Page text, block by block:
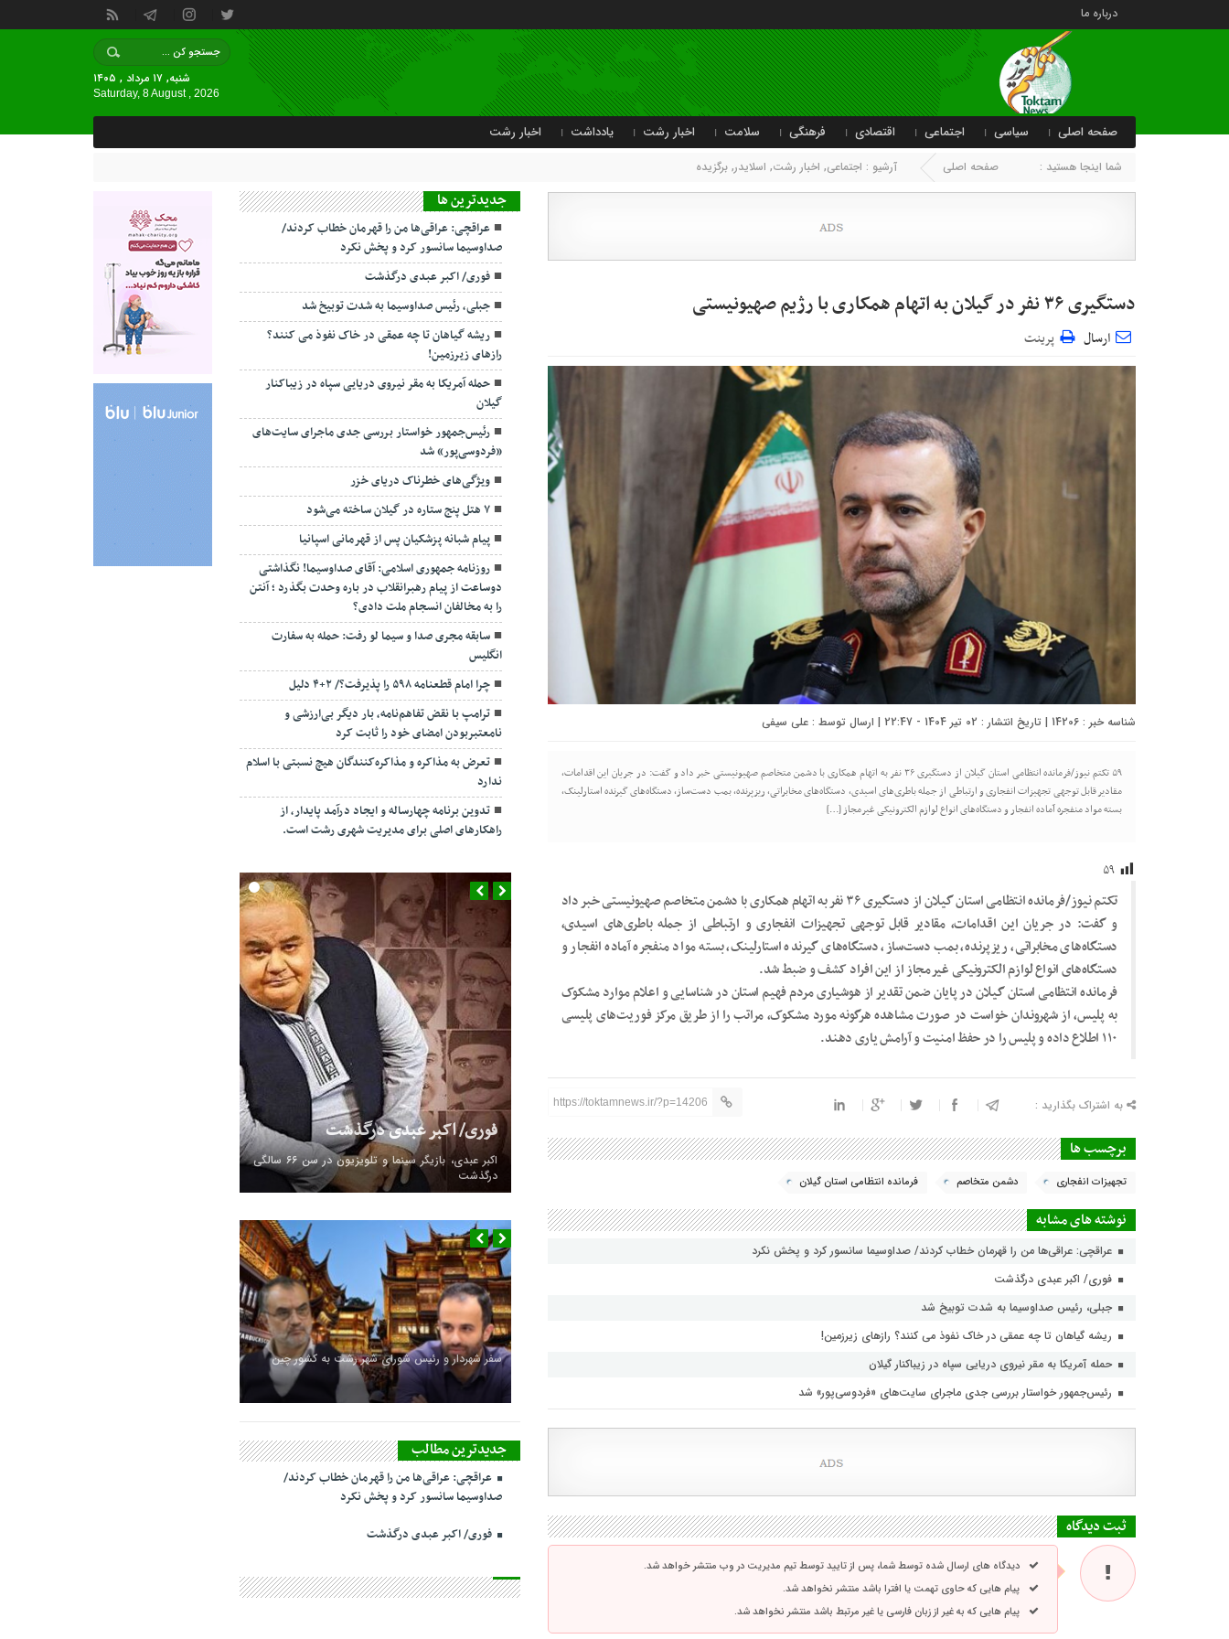
درباره ما
شنبه, ۱۷ مرداد , ۱۴۰۵
Saturday, 8 August , 2026
صفحه اصلی سیاسی اجتماعی اقتصادی فرهنگی سلامت اخبار رشت یادداشت اخبار رشت
شما اینجا هستید : صفحه اصلی آرشیو : اجتماعی, اخبار رشت, اسلایدر, برگزیده
دستگیری ۳۶ نفر در گیلان به اتهام همکاری با رژیم صهیونیستی
ارسال پرینت
شناسه خبر : 14206 | تاریخ انتشار : 02 تیر 1404 - 22:47 | ارسال توسط : علی سیفی
۵۹ تکتم نیوز/فرمانده انتظامی استان گیلان از دستگیری ۳۶ نفر به اتهام همکاری با دشمن متخاصم صهیونیستی خبر داد و گفت: در جریان این اقدامات،
مقادیر قابل توجهی تجهیزات انفجاری و ارتباطی از جمله باطری‌های اسیدی، دستگاه‌های مخابراتی، ریزپرنده، بمب دست‌ساز، دستگاه‌های گیرنده استارلینک،
بسته مواد منفجره آماده انفجار و دستگاه‌های انواع لوازم الکترونیکی غیرمجاز […]
۵۹
تکتم نیوز/فرمانده انتظامی استان گیلان از دستگیری ۳۶ نفر به اتهام همکاری با دشمن متخاصم صهیونیستی خبر داد
و گفت: در جریان این اقدامات، مقادیر قابل توجهی تجهیزات انفجاری و ارتباطی از جمله باطری‌های اسیدی،
دستگاه‌های مخابراتی، ریزپرنده، بمب دست‌ساز، دستگاه‌های گیرنده استارلینک، بسته مواد منفجره آماده انفجار و
دستگاه‌های انواع لوازم الکترونیکی غیرمجاز از این افراد کشف و ضبط شد.
فرمانده انتظامی استان گیلان در پایان ضمن تقدیر از هوشیاری مردم فهیم استان در شناسایی و اعلام موارد مشکوک
به پلیس، از شهروندان خواست در صورت مشاهده هرگونه مورد مشکوک، مراتب را از طریق مرکز فوریت‌های پلیسی
۱۱۰ اطلاع داده و پلیس را در حفظ امنیت و آرامش یاری دهند.
به اشتراک بگذارید : https://toktamnews.ir/?p=14206
برچسب ها
تجهیزات انفجاری دشمن متخاصم فرمانده انتظامی استان گیلان
نوشته های مشابه
عراقچی: عراقی‌ها من را قهرمان خطاب کردند/ صداوسیما سانسور کرد و پخش نکرد
فوری/ اکبر عبدی درگذشت
جبلی، رئیس صداوسیما به شدت توبیخ شد
ریشه گیاهان تا چه عمقی در خاک نفوذ می کنند؟ رازهای زیرزمین!
حمله آمریکا به مقر نیروی دریایی سپاه در زیباکنار گیلان
رئیس‌جمهور خواستار بررسی جدی ماجرای سایت‌های «فردوسی‌پور» شد
ثبت دیدگاه
دیدگاه های ارسال شده توسط شما، پس از تایید توسط تیم مدیریت در وب منتشر خواهد شد.
پیام هایی که حاوی تهمت یا افترا باشد منتشر نخواهد شد.
پیام هایی که به غیر از زبان فارسی یا غیر مرتبط باشد منتشر نخواهد شد.
جديدترين ها
عراقچی: عراقی‌ها من را قهرمان خطاب کردند/
صداوسیما سانسور کرد و پخش نکرد
فوری/ اکبر عبدی درگذشت
جبلی، رئیس صداوسیما به شدت توبیخ شد
ریشه گیاهان تا چه عمقی در خاک نفوذ می کنند؟
رازهای زیرزمین!
حمله آمریکا به مقر نیروی دریایی سپاه در زیباکنار
گیلان
رئیس‌جمهور خواستار بررسی جدی ماجرای سایت‌های
«فردوسی‌پور» شد
ویژگی‌های خطرناک دریای خزر
۷ هتل پنج ستاره در گیلان ساخته می‌شود
پیام شبانه پزشکیان پس از قهرمانی اسپانیا
روزنامه جمهوری اسلامی: آقای صداوسیما! نگذاشتی
دوساعت از پیام رهبرانقلاب در باره وحدت بگذرد ؛ آنتن
را به مخالفان انسجام ملت دادی؟
سابقه مجری صدا و سیما لو رفت: حمله به سفارت
انگلیس
چرا امام قطعنامه ۵۹۸ را پذیرفت؟/ ۲+۴ دلیل
ترامپ با نقض تفاهم‌نامه، بار دیگر بی‌ارزشی و
نامعتبربودن امضای خود را ثابت کرد
تعرض به مذاکره و مذاکره‌کنندگان هیچ نسبتی با اسلام
ندارد
تدوین برنامه چهارساله و ایجاد درآمد پایدار، از
راهکارهای اصلی برای مدیریت شهری رشت است.
فوری/ اکبر عبدی درگذشت
اکبر عبدی، بازیگر سینما و تلویزیون در سن ۶۶ سالگی
درگذشت
سفر شهردار و رئیس شورای شهر رشت به کشور چین
جدیدترین مطالب
عراقچی: عراقی‌ها من را قهرمان خطاب کردند/
صداوسیما سانسور کرد و پخش نکرد
فوری/ اکبر عبدی درگذشت